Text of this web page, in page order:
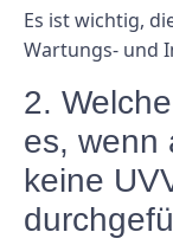
Es ist wichtig,
Wartungs- und
2.
es, wenn
keine